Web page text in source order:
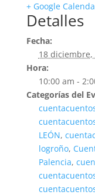
+ Google
Detalles
Fecha:
18 diciembre,
Hora:
10:00 am -
Categorías del
LEÓN,
logroño,
Palencia,